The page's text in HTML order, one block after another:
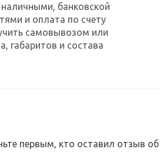
банковской
и оплата по счету
самовывозом или
габаритов и состава
первым, кто оставил отзыв